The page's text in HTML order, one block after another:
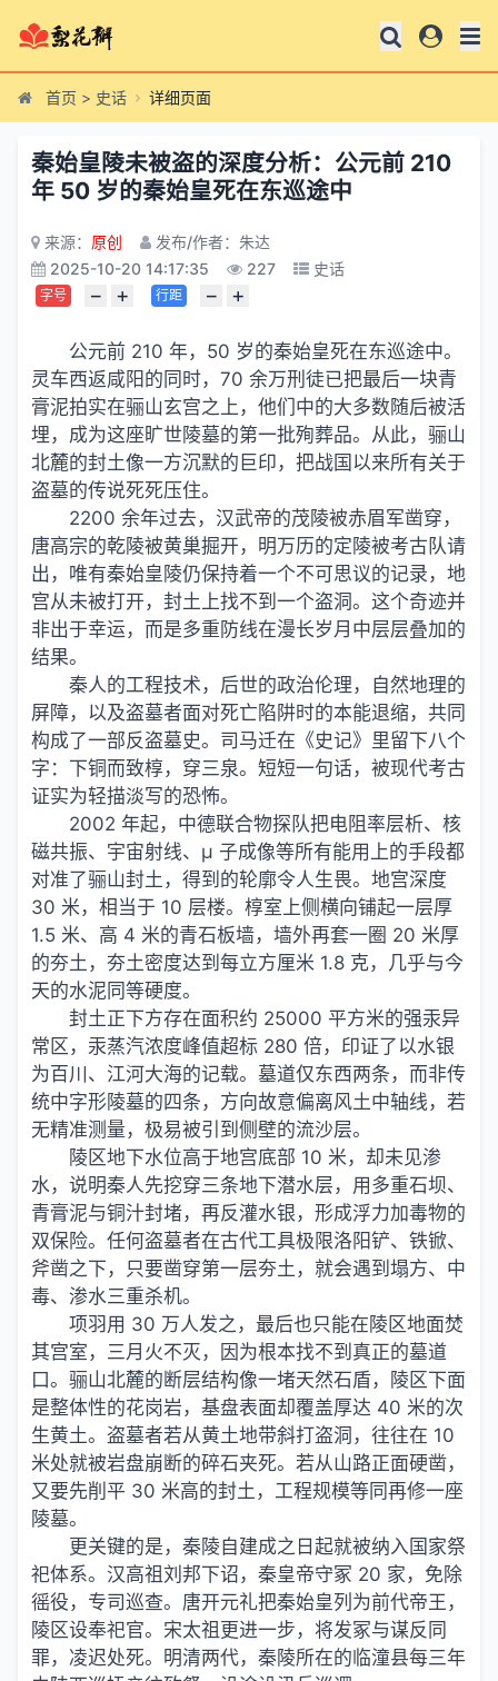
首页 > 史话 详细页面
秦始皇陵未被盗的深度分析：公元前 210
年 50 岁的秦始皇死在东巡途中
来源： 原创
发布/作者：朱达
2025-10-20 14:17:35
227 史话
字号 − + 行距 − +
公元前 210 年，50 岁的秦始皇死在东巡途中。
灵车西返咸阳的同时，70 余万刑徒已把最后一块青
膏泥拍实在骊山玄宫之上，他们中的大多数随后被活
埋，成为这座旷世陵墓的第一批殉葬品。从此，骊山
北麓的封土像一方沉默的巨印，把战国以来所有关于
盗墓的传说死死压住。
2200 余年过去，汉武帝的茂陵被赤眉军凿穿，
唐高宗的乾陵被黄巢掘开，明万历的定陵被考古队请
出，唯有秦始皇陵仍保持着一个不可思议的记录，地
宫从未被打开，封土上找不到一个盗洞。这个奇迹并
非出于幸运，而是多重防线在漫长岁月中层层叠加的
结果。
秦人的工程技术，后世的政治伦理，自然地理的
屏障，以及盗墓者面对死亡陷阱时的本能退缩，共同
构成了一部反盗墓史。司马迁在《史记》里留下八个
字：下铜而致椁，穿三泉。短短一句话，被现代考古
证实为轻描淡写的恐怖。
2002 年起，中德联合物探队把电阻率层析、核
磁共振、宇宙射线、μ 子成像等所有能用上的手段都
对准了骊山封土，得到的轮廓令人生畏。地宫深度
30 米，相当于 10 层楼。椁室上侧横向铺起一层厚
1.5 米、高 4 米的青石板墙，墙外再套一圈 20 米厚
的夯土，夯土密度达到每立方厘米 1.8 克，几乎与今
天的水泥同等硬度。
封土正下方存在面积约 25000 平方米的强汞异
常区，汞蒸汽浓度峰值超标 280 倍，印证了以水银
为百川、江河大海的记载。墓道仅东西两条，而非传
统中字形陵墓的四条，方向故意偏离风土中轴线，若
无精准测量，极易被引到侧壁的流沙层。
陵区地下水位高于地宫底部 10 米，却未见渗
水，说明秦人先挖穿三条地下潜水层，用多重石坝、
青膏泥与铜汁封堵，再反灌水银，形成浮力加毒物的
双保险。任何盗墓者在古代工具极限洛阳铲、铁锨、
斧凿之下，只要凿穿第一层夯土，就会遇到塌方、中
毒、渗水三重杀机。
项羽用 30 万人发之，最后也只能在陵区地面焚
其宫室，三月火不灭，因为根本找不到真正的墓道
口。骊山北麓的断层结构像一堵天然石盾，陵区下面
是整体性的花岗岩，基盘表面却覆盖厚达 40 米的次
生黄土。盗墓者若从黄土地带斜打盗洞，往往在 10
米处就被岩盘崩断的碎石夹死。若从山路正面硬凿，
又要先削平 30 米高的封土，工程规模等同再修一座
陵墓。
更关键的是，秦陵自建成之日起就被纳入国家祭
祀体系。汉高祖刘邦下诏，秦皇帝守冢 20 家，免除
徭役，专司巡查。唐开元礼把秦始皇列为前代帝王，
陵区设奉祀官。宋太祖更进一步，将发冢与谋反同
罪，凌迟处死。明清两代，秦陵所在的临潼县每三年